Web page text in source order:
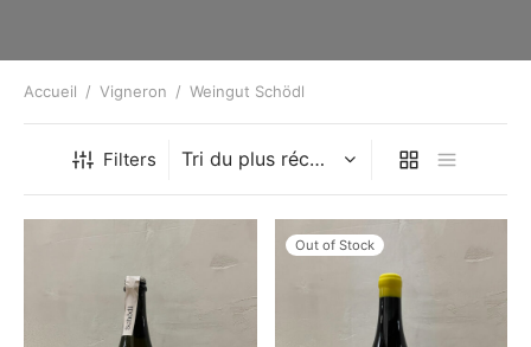
Accueil / Vigneron / Weingut Schödl
Filters
Out of Stock